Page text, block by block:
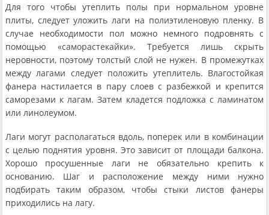
Для того чтобы утеплить полы при нормальном уровне
плиты, следует уложить лаги на полиэтиленовую пленку. В
случае необходимости пол можно немного подровнять с
помощью «саморастекайки». Требуется лишь скрыть
неровности, поэтому толстый слой не нужен. В промежутках
между лагами следует положить утеплитель. Влагостойкая
фанера настилается в пару слоев с разбежкой и крепится
саморезами к лагам. Затем кладется подложка с ламинатом
или линолеумом.
Лаги могут располагаться вдоль, поперек или в комбинации
с целью поднятия уровня. Это зависит от площади балкона.
Хорошо просушенные лаги не обязательно крепить к
основанию. Шаг и расположение между ними нужно
подбирать таким образом, чтобы стыки листов фанеры
приходились на лагу.